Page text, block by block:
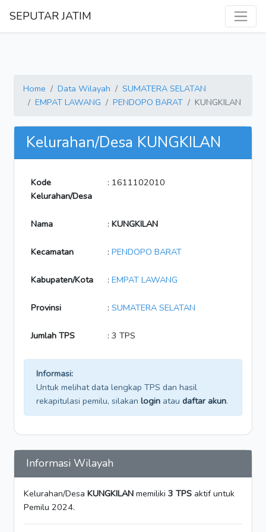
SEPUTAR JATIM
Home Data Wilayah
SUMATERA SELATAN
EMPAT LAWANG
PENDOPO BARAT KUNGKILAN
Kelurahan/Desa KUNGKILAN
Kode
Kelurahan/Desa
: 1611102010
Nama : KUNGKILAN
Kecamatan : PENDOPO BARAT
Kabupaten/Kota : EMPAT LAWANG
Provinsi : SUMATERA SELATAN
Jumlah TPS : 3 TPS
Informasi:
Untuk melihat data lengkap TPS dan hasil
rekapitulasi pemilu, silakan login atau daftar akun.
Informasi Wilayah
Kelurahan/Desa KUNGKILAN memiliki 3 TPS aktif untuk
Pemilu 2024.